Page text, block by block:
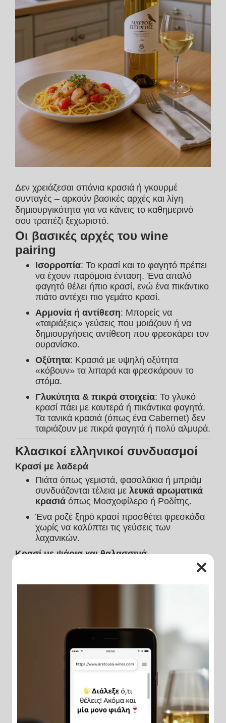
Δεν χρειάζεσαι σπάνια κρασιά ή γκουρμέ
συνταγές – αρκούν βασικές αρχές και λίγη
δημιουργικότητα για να κάνεις το καθημερινό
σου τραπέζι ξεχωριστό.
Οι βασικές αρχές του wine
pairing
Ισορροπία: Το κρασί και το φαγητό πρέπει
να έχουν παρόμοια ένταση. Ένα απαλό
φαγητό θέλει ήπιο κρασί, ενώ ένα πικάντικο
πιάτο αντέχει πιο γεμάτο κρασί.
Αρμονία ή αντίθεση: Μπορείς να
«ταιριάξεις» γεύσεις που μοιάζουν ή να
δημιουργήσεις αντίθεση που φρεσκάρει τον
ουρανίσκο.
Οξύτητα: Κρασιά με υψηλή οξύτητα
«κόβουν» τα λιπαρά και φρεσκάρουν το
στόμα.
Γλυκύτητα & πικρά στοιχεία: Το γλυκό
κρασί πάει με καυτερά ή πικάντικα φαγητά.
Τα τανικά κρασιά (όπως ένα Cabernet) δεν
ταιριάζουν με πικρά φαγητά ή πολύ αλμυρά.
Κλασικοί ελληνικοί συνδυασμοί
Κρασί με λαδερά
Πιάτα όπως γεμιστά, φασολάκια ή μπριάμ
συνδυάζονται τέλεια με λευκά αρωματικά
κρασιά όπως Μοσχοφίλερο ή Ροδίτης.
Ένα ροζέ ξηρό κρασί προσθέτει φρεσκάδα
χωρίς να καλύπτει τις γεύσεις των
λαχανικών.
Κρασί με ψάρια και θαλασσινά
Ψάρια στη σχάρα, καλαμάρια και γαρίδες
(π.χ. Ξινόμαυρο, Pinot Noir) σε χαμηλή
θερμοκρασία.
Κρασί με κρέας
Κοτόπουλο με λεμόνι πάει με λευκά κρασιά
(π.χ. Chardonnay χωρίς βαρέλι).
Μοσχαράκι κοκκινιστό ή χοιρινό στο
φούρνο ζητούν γεμάτα κόκκινα κρασιά
όπως Μαυροτράγανο, Αγιωργίτικο ή Syrah.